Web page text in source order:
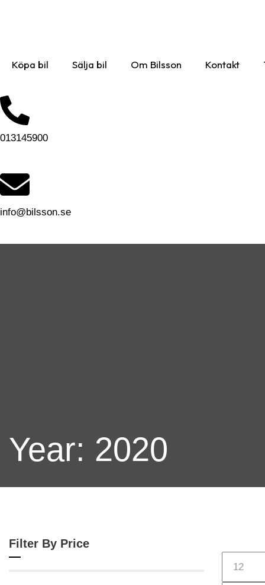
Köpa bil Sälja bil Om Bilsson Kontakt
013145900
info@bilsson.se
Year: 2020
Filter By Price